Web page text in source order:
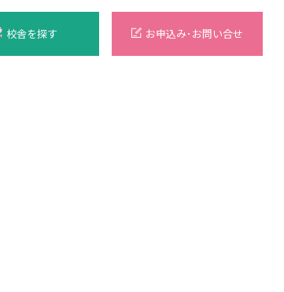
校舎を探す お申込み･お問い合せ